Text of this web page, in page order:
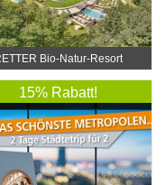
Bio-Natur-Resort
15% Rabatt!